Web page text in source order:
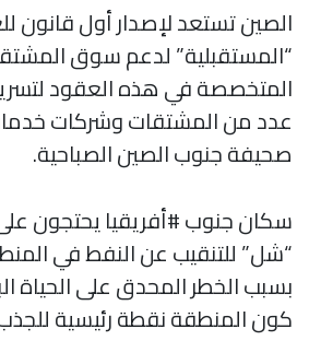
الصين تستعد لإصدار أول قانون
“المستقبلية” لدعم سوق
المتخصصة في هذه العقود
عدد من المشتقات وشركات
صحيفة جنوب الصين الصباحية.
سكان جنوب #أفريقيا يحتجون
“شل” للتنقيب عن النفط في
بسبب الخطر المحدق على الحياة
كون المنطقة نقطة رئيسية للجذب